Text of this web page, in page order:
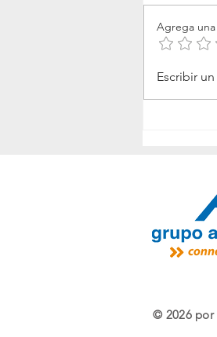
Agrega una
Escribir
© 2026 por